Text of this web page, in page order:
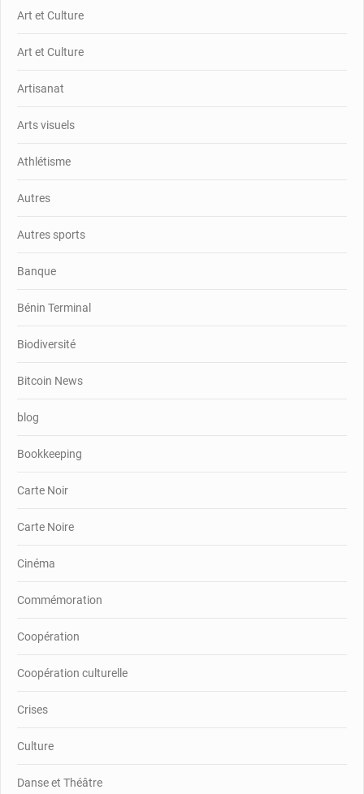
Art et Culture
Art et Culture
Artisanat
Arts visuels
Athlétisme
Autres
Autres sports
Banque
Bénin Terminal
Biodiversité
Bitcoin News
blog
Bookkeeping
Carte Noir
Carte Noire
Cinéma
Commémoration
Coopération
Coopération culturelle
Crises
Culture
Danse et Théâtre